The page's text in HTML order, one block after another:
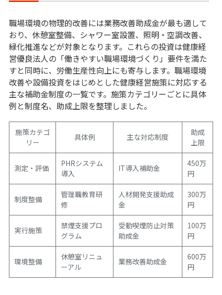
職場環境の物理的改善には業務改善助成金が最も適して
おり、休憩室整備、シャワー室設置、照明・空調改善、
緑化推進などが対象となります。これらの投資は健康経
営優良法人の「働きやすい職場環境づくり」要件を満た
すと同時に、労働生産性向上にも寄与します。職場環境
改善や設備投資をはじめとした健康経営施策に対応する
主な補助金制度の一覧です。施策カテゴリーごとに具体
例と制度名、助成上限を整理しました。
施策カテゴ
リー
具体例 主な対応制度
助成
上限
測定・評価
PHRシステム
導入
IT導入補助金
450万
円
制度整備
管理職教育研
修
人材開発支援助成
金
300万
円
実行施策
禁煙支援プロ
グラム
受動喫煙防止対策
助成金
100万
円
環境整備
休憩室リニュ
ーアル
業務改善助成金
600万
円